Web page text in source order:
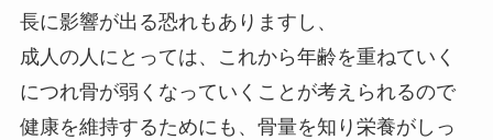
長に影響が出る恐れもありますし、
成人の人にとっては、これから年齢を重ねていく
につれ骨が弱くなっていく ことが考えられるので
健康を維持するためにも、骨量を知り栄養がしっ